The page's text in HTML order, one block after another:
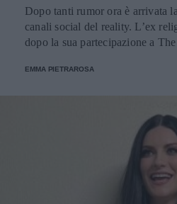
Dopo tanti rumor ora è arrivata
canali social del reality. L’ex
dopo la sua partecipazione a
EMMA PIETRAROSA